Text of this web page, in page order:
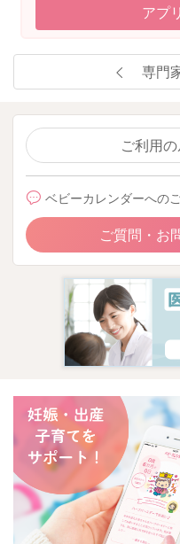
アプ
専門
ご利用
ベビーカレンダーへの
ご質問・お